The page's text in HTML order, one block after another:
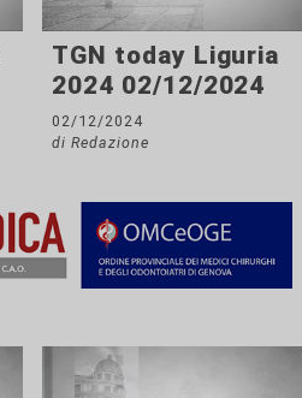
TGN today Liguria
2024 02/12/2024
02/12/2024
di Redazione